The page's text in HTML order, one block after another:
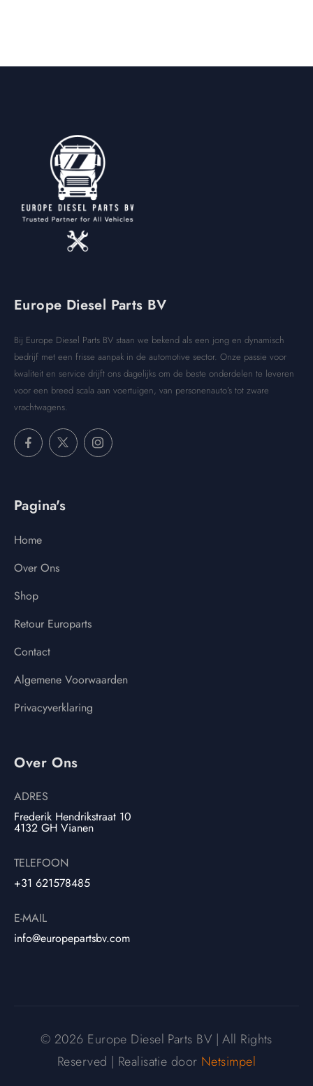
Europe Diesel Parts BV
Bij Europe Diesel Parts BV staan we bekend als een jong en dynamisch
bedrijf met een frisse aanpak in de automotive sector. Onze passie voor
kwaliteit en service drijft ons dagelijks om de beste onderdelen te leveren
voor een breed scala aan voertuigen, van personenauto’s tot zware
vrachtwagens.
Pagina's
Home
Over Ons
Shop
Retour Europarts
Contact
Algemene Voorwaarden
Privacyverklaring
Over Ons
ADRES
Frederik Hendrikstraat 10
4132 GH Vianen
TELEFOON
+31 621578485
E-MAIL
info@europepartsbv.com
© 2026 Europe Diesel Parts BV | All Rights
Reserved | Realisatie door Netsimpel